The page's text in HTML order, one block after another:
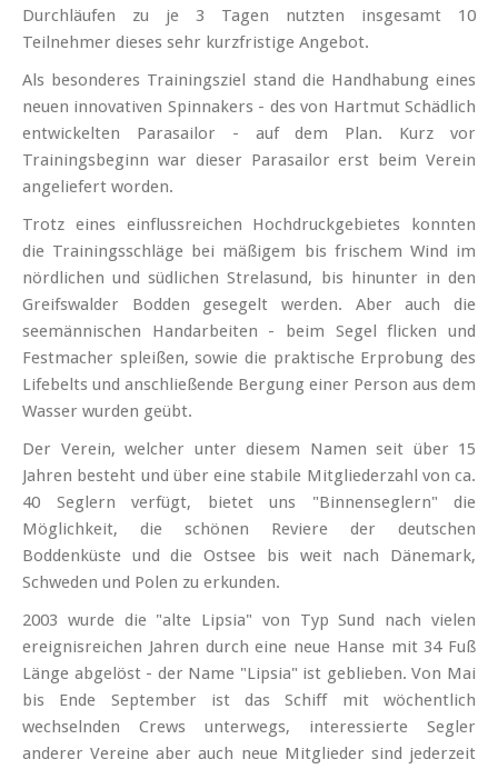
Durchläufen zu je 3 Tagen nutzten insgesamt 10
Teilnehmer dieses sehr kurzfristige Angebot.
Als besonderes Trainingsziel stand die Handhabung eines
neuen innovativen Spinnakers - des von Hartmut Schädlich
entwickelten Parasailor - auf dem Plan. Kurz vor
Trainingsbeginn war dieser Parasailor erst beim Verein
angeliefert worden.
Trotz eines einflussreichen Hochdruckgebietes konnten
die Trainingsschläge bei mäßigem bis frischem Wind im
nördlichen und südlichen Strelasund, bis hinunter in den
Greifswalder Bodden gesegelt werden. Aber auch die
seemännischen Handarbeiten - beim Segel flicken und
Festmacher spleißen, sowie die praktische Erprobung des
Lifebelts und anschließende Bergung einer Person aus dem
Wasser wurden geübt.
Der Verein, welcher unter diesem Namen seit über 15
Jahren besteht und über eine stabile Mitgliederzahl von ca.
40 Seglern verfügt, bietet uns "Binnenseglern" die
Möglichkeit, die schönen Reviere der deutschen
Boddenküste und die Ostsee bis weit nach Dänemark,
Schweden und Polen zu erkunden.
2003 wurde die "alte Lipsia" von Typ Sund nach vielen
ereignisreichen Jahren durch eine neue Hanse mit 34 Fuß
Länge abgelöst - der Name "Lipsia" ist geblieben. Von Mai
bis Ende September ist das Schiff mit wöchentlich
wechselnden Crews unterwegs, interessierte Segler
anderer Vereine aber auch neue Mitglieder sind jederzeit